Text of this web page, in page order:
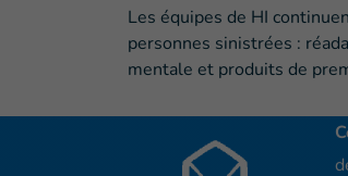
Les équipes de HI
personnes sinistrées :
mentale et produits de